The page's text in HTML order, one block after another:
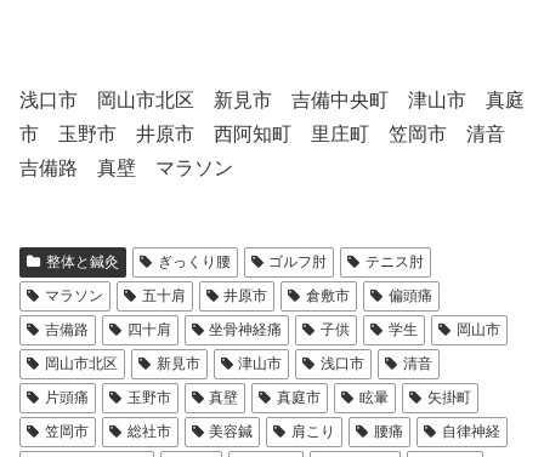
浅口市 岡山市北区 新見市 吉備中央町 津山市 真庭
市 玉野市 井原市 西阿知町 里庄町 笠岡市 清音
吉備路 真壁 マラソン
整体と鍼灸 ぎっくり腰 ゴルフ肘
テニス肘
マラソン
五十肩 井原市 倉敷市
偏頭痛
吉備路
四十肩 坐骨神経痛 子供 学生
岡山市
岡山市北区
新見市 津山市 浅口市
清音
片頭痛
玉野市 真壁 真庭市 眩暈
矢掛町
笠岡市
総社市 美容鍼 肩こり 腰痛
自律神経